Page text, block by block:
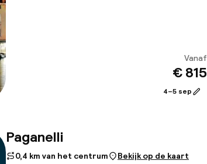
Vanaf
€ 815
4–5 sep
Paganelli
0,4 km van het centrum Bekijk op de kaart